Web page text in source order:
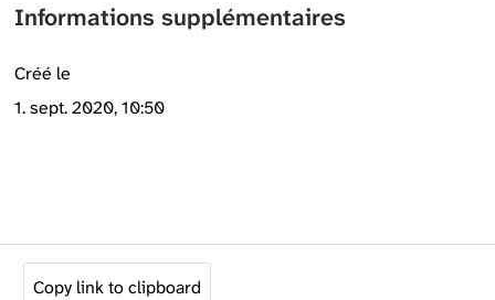
Informations supplémentaires
Créé le
1. sept. 2020, 10:50
Copy link to clipboard